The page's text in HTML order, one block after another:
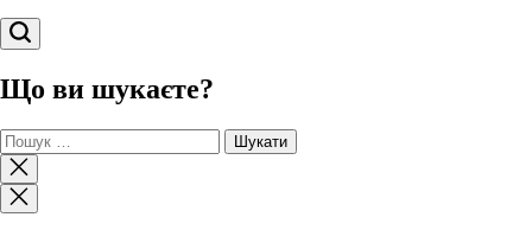
Пошук
Що ви шукаєте?
Пошук:
Закрити
пошук